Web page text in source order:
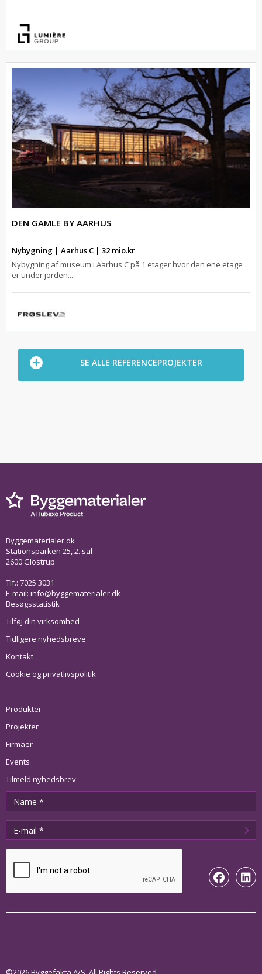
DEN GAMLE BY AARHUS
Nybygning | Aarhus C | 32 mio.kr
Nybygning af museum i Aarhus C på 1 etager hvor den ene etage
er under jorden...
SE ALLE REFERENCEPROJEKTER
Byggematerialer.dk
Stationsparken 25, 2. sal
2600 Glostrup
Tlf.: 7025 3031
E-mail: info@byggematerialer.dk
Besøgsstatistik
Tilføj din virksomhed
Tidligere nyhedsbreve
Kontakt
Cookie og privatlivspolitik
Produkter
Projekter
Firmaer
Events
Tilmeld nyhedsbrev